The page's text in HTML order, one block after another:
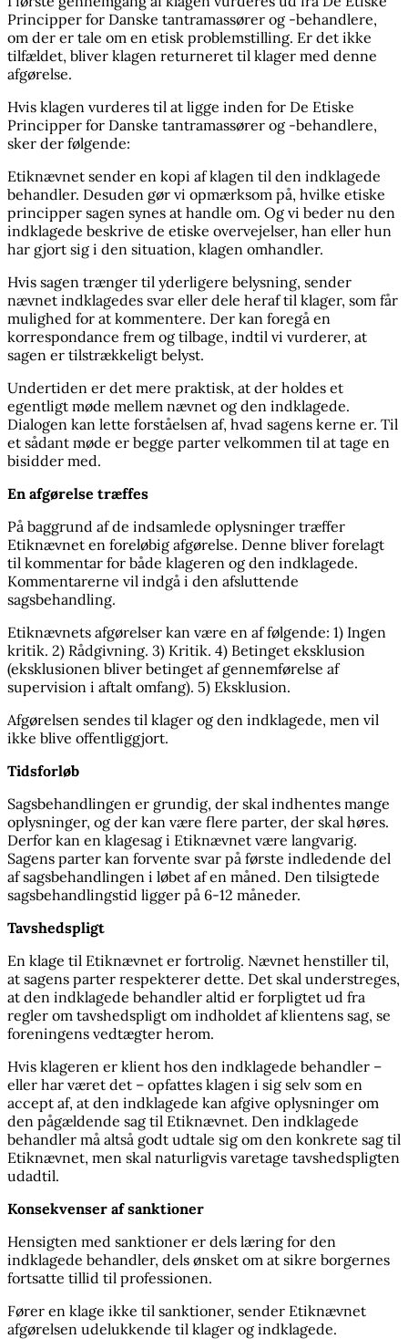
Principper for Danske tantramassører og -behandlere,
om der er tale om en etisk problemstilling. Er det ikke
tilfældet, bliver klagen returneret til klager med denne
afgørelse.
Hvis klagen vurderes til at ligge inden for De Etiske
Principper for Danske tantramassører og -behandlere,
sker der følgende:
Etiknævnet sender en kopi af klagen til den indklagede
behandler. Desuden gør vi opmærksom på, hvilke etiske
principper sagen synes at handle om. Og vi beder nu den
indklagede beskrive de etiske overvejelser, han eller hun
har gjort sig i den situation, klagen omhandler.
Hvis sagen trænger til yderligere belysning, sender
nævnet indklagedes svar eller dele heraf til klager, som får
mulighed for at kommentere. Der kan foregå en
korrespondance frem og tilbage, indtil vi vurderer, at
sagen er tilstrækkeligt belyst.
Undertiden er det mere praktisk, at der holdes et
egentligt møde mellem nævnet og den indklagede.
Dialogen kan lette forståelsen af, hvad sagens kerne er. Til
et sådant møde er begge parter velkommen til at tage en
bisidder med.
En afgørelse træffes
På baggrund af de indsamlede oplysninger træffer
Etiknævnet en foreløbig afgørelse. Denne bliver forelagt
til kommentar for både klageren og den indklagede.
Kommentarerne vil indgå i den afsluttende
sagsbehandling.
Etiknævnets afgørelser kan være en af følgende: 1) Ingen
kritik. 2) Rådgivning. 3) Kritik. 4) Betinget eksklusion
(eksklusionen bliver betinget af gennemførelse af
supervision i aftalt omfang). 5) Eksklusion.
Afgørelsen sendes til klager og den indklagede, men vil
ikke blive offentliggjort.
Tidsforløb
Sagsbehandlingen er grundig, der skal indhentes mange
oplysninger, og der kan være flere parter, der skal høres.
Derfor kan en klagesag i Etiknævnet være langvarig.
Sagens parter kan forvente svar på første indledende del
af sagsbehandlingen i løbet af en måned. Den tilsigtede
sagsbehandlingstid ligger på 6-12 måneder.
Tavshedspligt
En klage til Etiknævnet er fortrolig. Nævnet henstiller til,
at sagens parter respekterer dette. Det skal understreges,
at den indklagede behandler altid er forpligtet ud fra
regler om tavshedspligt om indholdet af klientens sag, se
foreningens vedtægter herom.
Hvis klageren er klient hos den indklagede behandler –
eller har været det – opfattes klagen i sig selv som en
accept af, at den indklagede kan afgive oplysninger om
den pågældende sag til Etiknævnet. Den indklagede
behandler må altså godt udtale sig om den konkrete sag til
Etiknævnet, men skal naturligvis varetage tavshedspligten
udadtil.
Konsekvenser af sanktioner
Hensigten med sanktioner er dels læring for den
indklagede behandler, dels ønsket om at sikre borgernes
fortsatte tillid til professionen.
Fører en klage ikke til sanktioner, sender Etiknævnet
afgørelsen udelukkende til klager og indklagede.